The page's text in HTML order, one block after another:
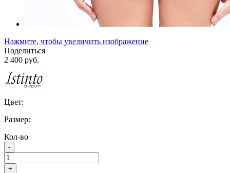
Нажмите, чтобы увеличить изображение
Поделиться
2 400 руб.
Цвет:
Размер:
Кол-во
-
+